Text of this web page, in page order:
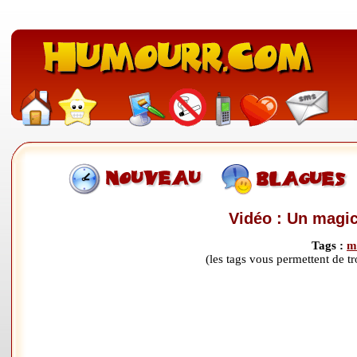
Vidéo : Un
Tags :
(les tags vous permettent de